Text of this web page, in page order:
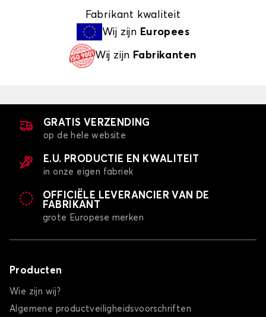
Fabrikant kwaliteit
Wij zijn Europees
Wij zijn Fabrikanten
GRATIS VERZENDING
op de hele website
E.U. PRODUCTIE EN KWALITEIT
in onze eigen fabriek
OFFICIËLE LEVERANCIER VAN DE
FABRIKANT
grote Europese merken
Producten
Wie zijn wij?
Algemene productveiligheidsvoorschriften